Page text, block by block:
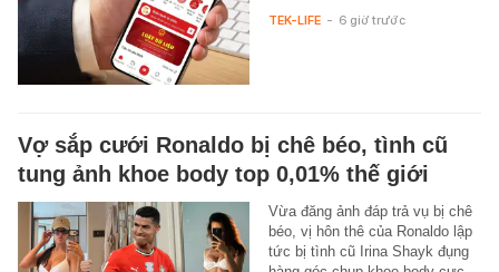
TEK-LIFE - 6 giờ trước
Vợ sắp cưới Ronaldo bị chê béo, tình cũ
tung ảnh khoe body top 0,01% thế giới
Vừa đăng ảnh đáp trả vụ bị chê
béo, vị hôn thê của Ronaldo lập
tức bị tình cũ Irina Shayk đụng